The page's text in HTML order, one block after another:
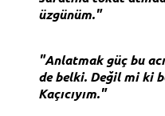
üzgünüm."
"Anlatmak güç bu
de belki. Değil mi ki
Kaçıcıyım."